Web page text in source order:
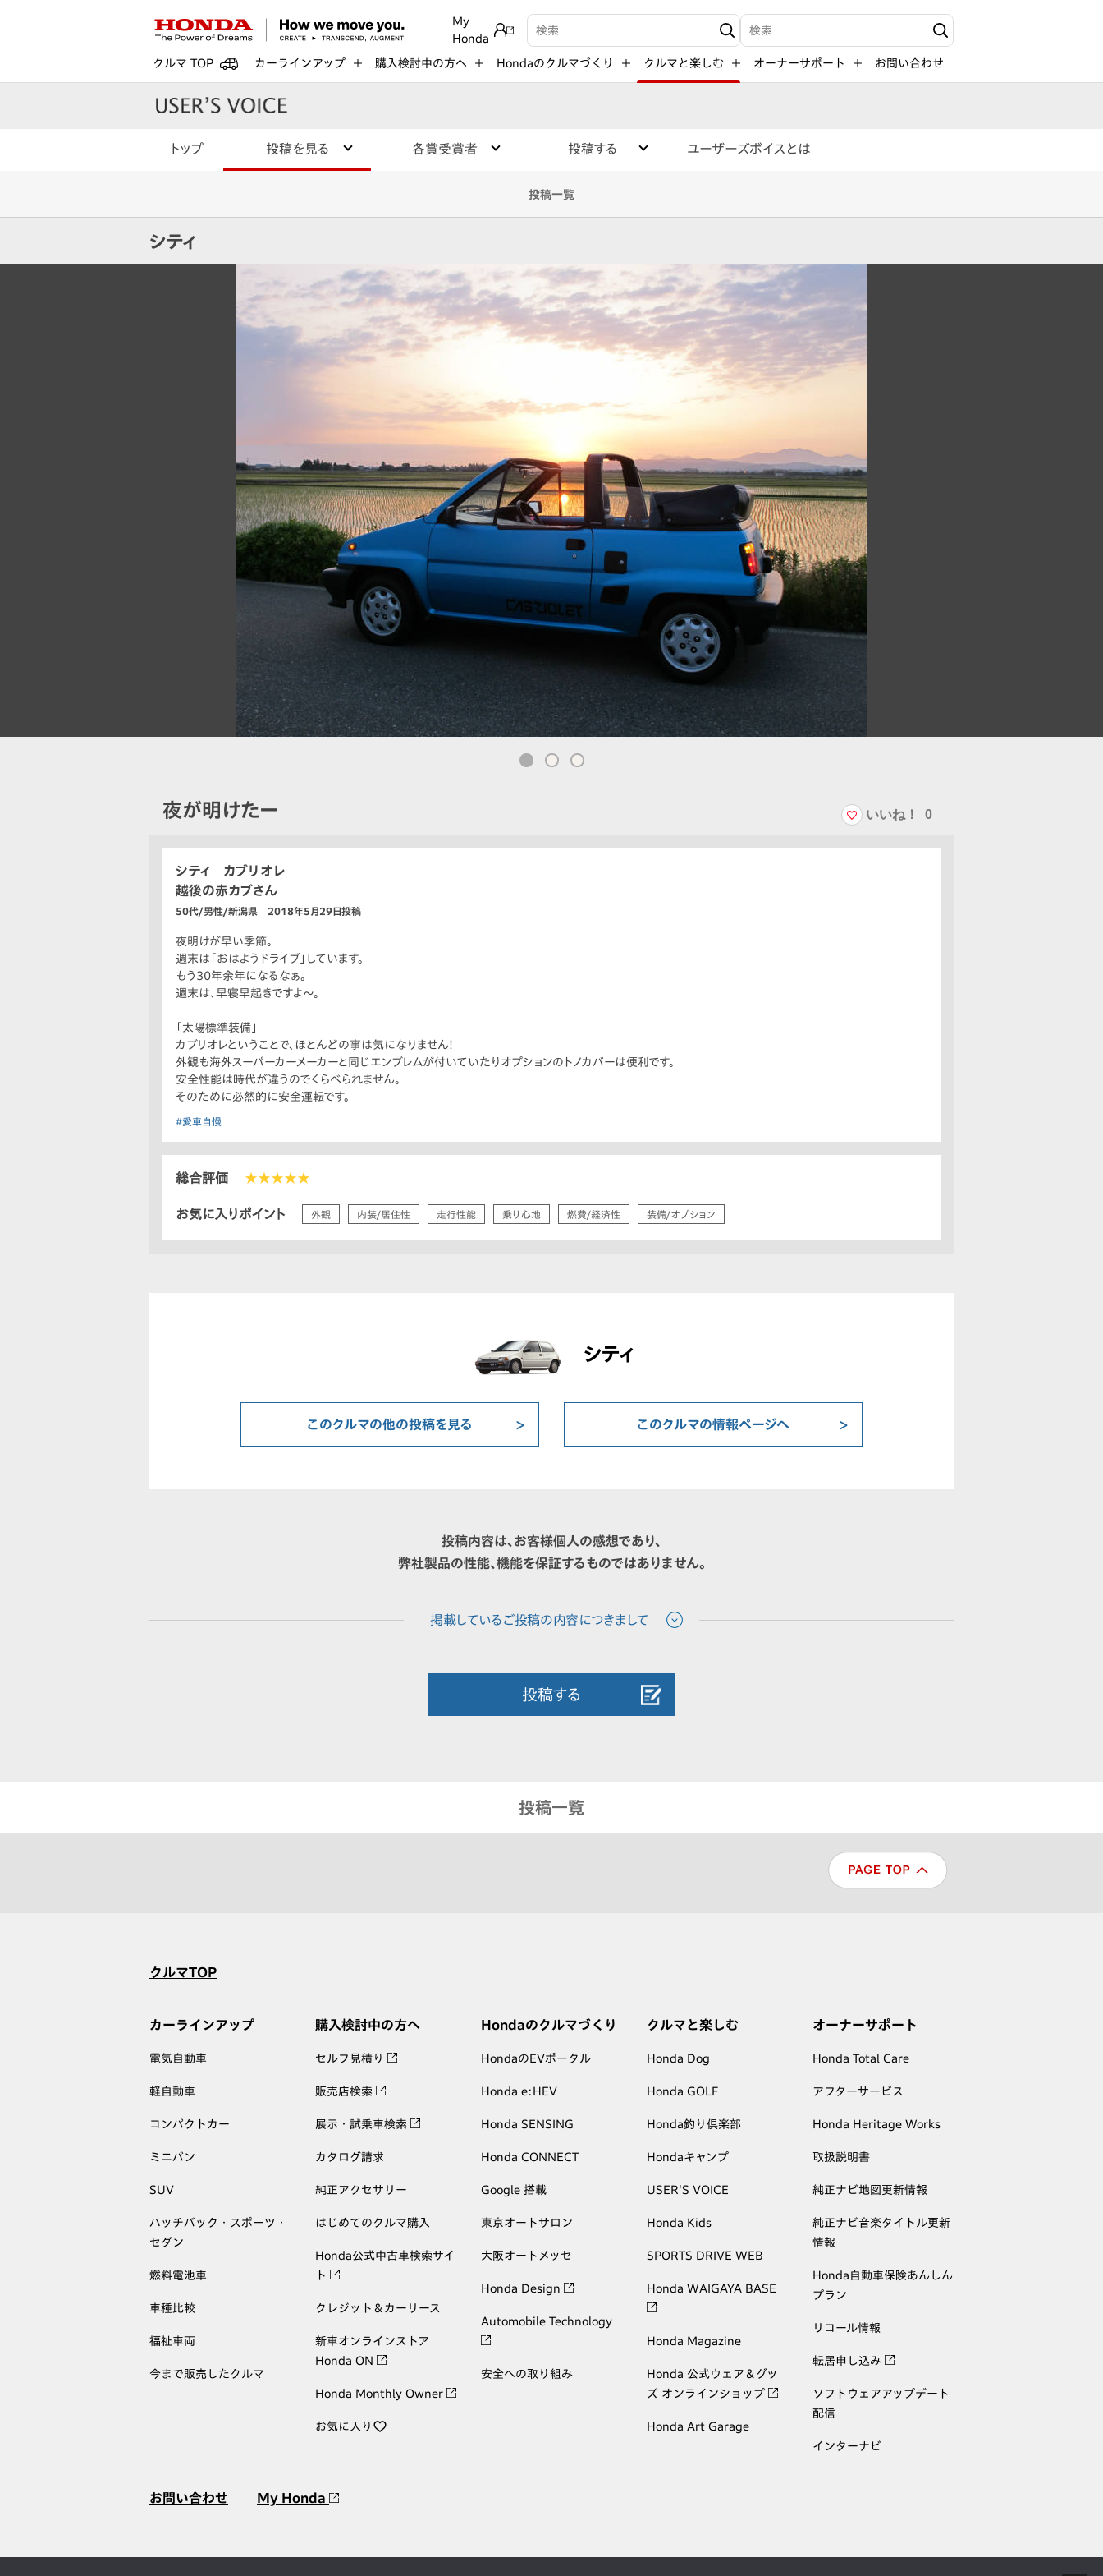
My
Honda
検索キーワード入力 検索キーワード入力
クルマ TOP カーラインアップ 購入検討中の方へ Hondaのクルマづくり クルマと楽しむ オーナーサポート お問い合わせ
トップ 投稿を見る 各賞受賞者 投稿する ユーザーズボイスとは
投稿一覧
シティ
夜が明けたー いいね！ 0
シティ カブリオレ
越後の赤カブさん
50代/男性/新潟県 2018年5月29日投稿
夜明けが早い季節。
週末は「おはようドライブ」しています。
もう30年余年になるなぁ。
週末は、早寝早起きですよ〜。
「太陽標準装備」
カブリオレということで、ほとんどの事は気になりません!
外観も海外スーパーカーメーカーと同じエンブレムが付いていたりオプションのトノカバーは便利です。
安全性能は時代が違うのでくらべられません。
そのために必然的に安全運転です。
#愛車自慢
総合評価 ★★★★★
お気に入りポイント 外観 内装/居住性 走行性能 乗り心地 燃費/経済性 装備/オプション
シティ
このクルマの他の投稿を見る このクルマの情報ページへ
投稿内容は、お客様個人の感想であり、
弊社製品の性能、機能を保証するものではありません。
投稿する
投稿一覧
クルマTOP
カーラインアップ
電気自動車
軽自動車
コンパクトカー
ミニバン
SUV
ハッチバック・スポーツ・
セダン
燃料電池車
車種比較
福祉車両
今まで販売したクルマ
購入検討中の方へ
セルフ見積り
販売店検索
展示・試乗車検索
カタログ請求
純正アクセサリー
はじめてのクルマ購入
Honda公式中古車検索サイ
ト
クレジット＆カーリース
新車オンラインストア
Honda ON
Honda Monthly Owner
お気に入り
Hondaのクルマづくり
HondaのEVポータル
Honda e:HEV
Honda SENSING
Honda CONNECT
Google 搭載
東京オートサロン
大阪オートメッセ
Honda Design
Automobile Technology
安全への取り組み
クルマと楽しむ
Honda Dog
Honda GOLF
Honda釣り倶楽部
Hondaキャンプ
USER'S VOICE
Honda Kids
SPORTS DRIVE WEB
Honda WAIGAYA BASE
Honda Magazine
Honda 公式ウェア＆グッ
ズ オンラインショップ
Honda Art Garage
オーナーサポート
Honda Total Care
アフターサービス
Honda Heritage Works
取扱説明書
純正ナビ地図更新情報
純正ナビ音楽タイトル更新
情報
Honda自動車保険あんしん
プラン
リコール情報
転居申し込み
ソフトウェアアップデート
配信
インターナビ
お問い合わせ My Honda